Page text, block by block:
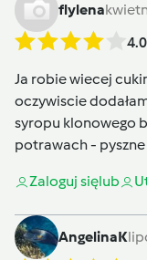
flylena
4.0
Ja robie wiecej
oczywiscie
syropu klonowego
potrawach -
Zaloguj sięlub
AngelinaK